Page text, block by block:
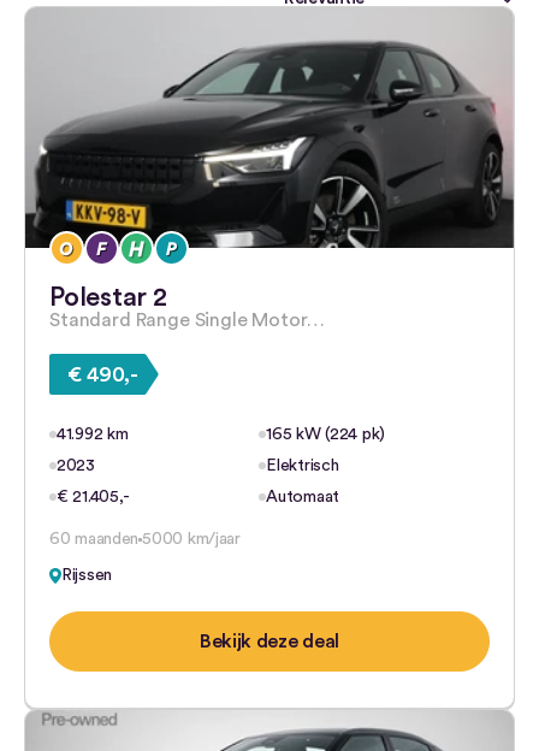
Polestar 2
Standard Range Single Motor…
€ 490,-
41.992 km
165 kW (224 pk)
2023
Elektrisch
€ 21.405,-
Automaat
60 maanden 5000 km/jaar
Rijssen
Bekijk deze deal